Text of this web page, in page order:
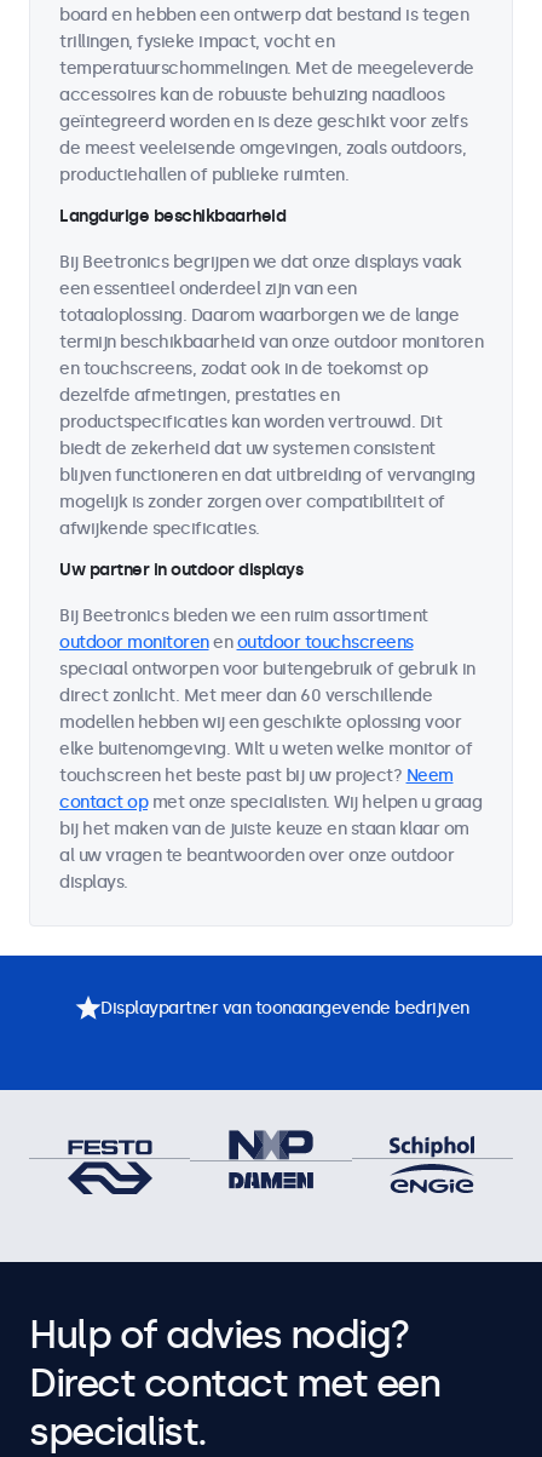
board en hebben een ontwerp dat bestand is tegen
trillingen, fysieke impact, vocht en
temperatuurschommelingen. Met de meegeleverde
accessoires kan de robuuste behuizing naadloos
geïntegreerd worden en is deze geschikt voor zelfs
de meest veeleisende omgevingen, zoals outdoors,
productiehallen of publieke ruimten.
Langdurige beschikbaarheid
Bij Beetronics begrijpen we dat onze displays vaak
een essentieel onderdeel zijn van een
totaaloplossing. Daarom waarborgen we de lange
termijn beschikbaarheid van onze outdoor monitoren
en touchscreens, zodat ook in de toekomst op
dezelfde afmetingen, prestaties en
productspecificaties kan worden vertrouwd. Dit
biedt de zekerheid dat uw systemen consistent
blijven functioneren en dat uitbreiding of vervanging
mogelijk is zonder zorgen over compatibiliteit of
afwijkende specificaties.
Uw partner in outdoor displays
Bij Beetronics bieden we een ruim assortiment
outdoor monitorenenoutdoor touchscreens
speciaal ontworpen voor buitengebruik of gebruik in
direct zonlicht. Met meer dan 60 verschillende
modellen hebben wij een geschikte oplossing voor
elke buitenomgeving. Wilt u weten welke monitor of
touchscreen het beste past bij uw project? Neem
contact opmet onze specialisten. Wij helpen u graag
bij het maken van de juiste keuze en staan klaar om
al uw vragen te beantwoorden over onze outdoor
displays.
Displaypartner van toonaangevende bedrijven
Hulp of advies nodig?
Direct contact met een
specialist.